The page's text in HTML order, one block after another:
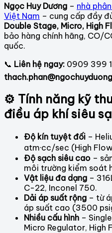
Ngọc Huy Dương – nhà
Việt Nam – cung cấp đầy
Double Stage, Micro, High
bảo hàng chính hãng, CO/
quốc.
📞 Liên hệ ngay: 0909 399
⚙️ Tính năng kỹ
điều áp khí siêu
Độ kín tuyệt đối –
atm·cc/sec (High
Độ sạch siêu cao –
môi trường kiểm soát
Vật liệu đa dạng –
C-22, Inconel 750.
Dải áp suất rộng – từ
áp suất cao (3500
Nhiều cấu hình –
Micro Regulator, High